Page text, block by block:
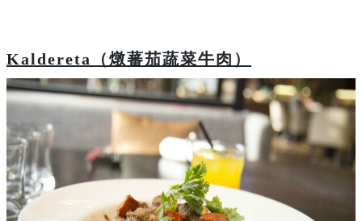
Kaldereta （燉蕃茄蔬菜牛肉）